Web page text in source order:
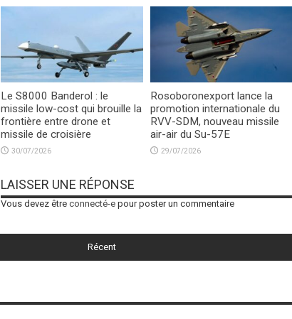
Le S8000 Banderol : le
missile low-cost qui brouille la
frontière entre drone et
missile de croisière
30/07/2026
Rosoboronexport lance la
promotion internationale du
RVV-SDM, nouveau missile
air-air du Su-57E
29/07/2026
LAISSER UNE RÉPONSE
Vous devez être connecté-epour poster un commentaire
Récent